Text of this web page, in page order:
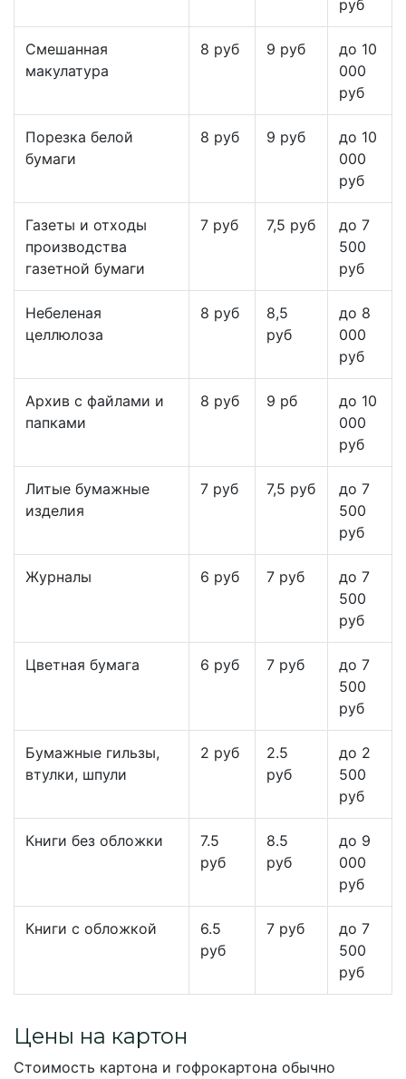
руб
Смешанная
макулатура
8 руб 9 руб
до 10
000
руб
Порезка белой
бумаги
8 руб 9 руб
до 10
000
руб
Газеты и отходы
производства
газетной бумаги
7 руб 7,5 руб
до 7
500
руб
Небеленая
целлюлоза
8 руб
8,5
руб
до 8
000
руб
Архив с файлами и
папками
8 руб 9 рб
до 10
000
руб
Литые бумажные
изделия
7 руб 7,5 руб
до 7
500
руб
Журналы 6 руб 7 руб
до 7
500
руб
Цветная бумага 6 руб 7 руб
до 7
500
руб
Бумажные гильзы,
втулки, шпули
2 руб
2.5
руб
до 2
500
руб
Книги без обложки
7.5
руб
8.5
руб
до 9
000
руб
Книги с обложкой
6.5
руб
7 руб
до 7
500
руб
Цены на картон
Стоимость картона и гофрокартона обычно